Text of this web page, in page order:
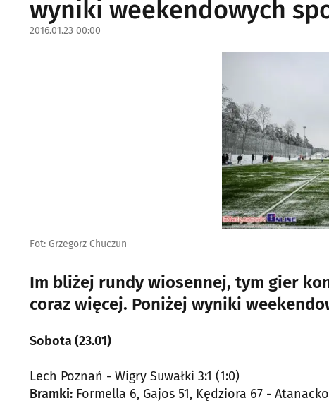
wyniki weekendowych
2016.01.23 00:00
Fot: Grzegorz Chuczun
Im bliżej rundy wiosennej, tym gier
coraz więcej. Poniżej wyniki
Sobota (23.01)
Lech Poznań - Wigry Suwałki 3:1 (1:0)
Bramki: Formella 6, Gajos 51, Kędziora 67 -